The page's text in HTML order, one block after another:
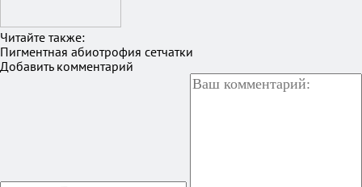
Читайте также:
Пигментная абиотрофия сетчатки
Добавить комментарий